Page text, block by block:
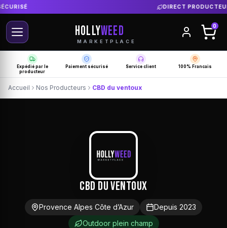
DIRECT PRODUCTEUR FRANÇAIS
HOLLYWEED
MARKETPLACE
0
Expédié par le
producteur
Paiement sécurisé Service client 100% Francais
Accueil Nos Producteurs CBD du ventoux
CBD du ventoux
Provence Alpes Côte d’Azur
Depuis 2023
Outdoor plein champ